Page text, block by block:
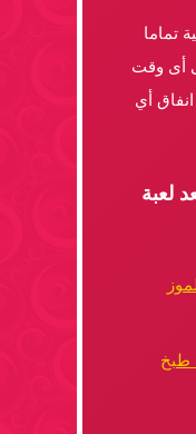
تماما
أى وقت
أي
لعبة
طبخ